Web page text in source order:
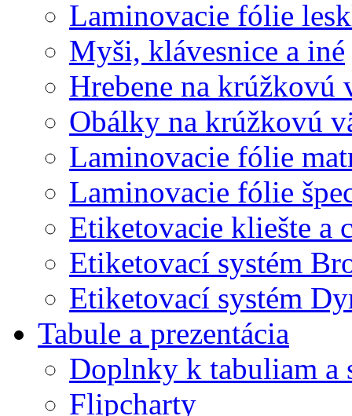
Laminovacie fólie
Myši, klávesnice a iné
Hrebene na krúžkovú
Obálky na krúžkovú
Laminovacie fólie
Laminovacie fólie
Etiketovacie kliešte a
Etiketovací systém
Etiketovací systém
Tabule a prezentácia
Doplnky k tabuliam a
Flipcharty